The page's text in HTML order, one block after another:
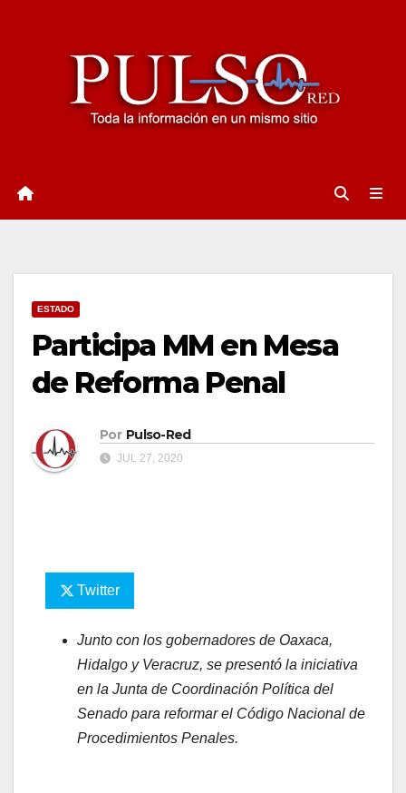
ESTADO
Participa MM en Mesa
de Reforma Penal
Por Pulso-Red
JUL 27, 2020
Twitter
Junto con los gobernadores de Oaxaca,
Hidalgo y Veracruz, se presentó la iniciativa
en la Junta de Coordinación Política del
Senado para reformar el Código Nacional de
Procedimientos Penales.